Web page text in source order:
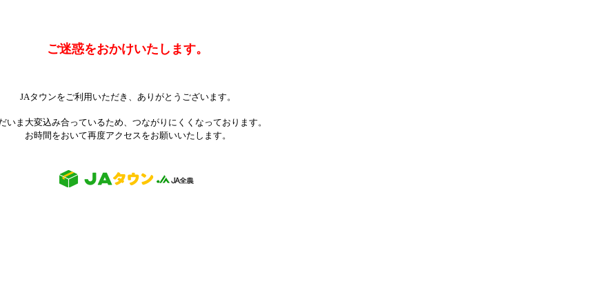
ご迷惑をおかけいたします。
JAタウンをご利用いただき、ありがとうございます。
いま大変込み合っているため、つながりにくくなっております。
お時間をおいて再度アクセスをお願いいたします。